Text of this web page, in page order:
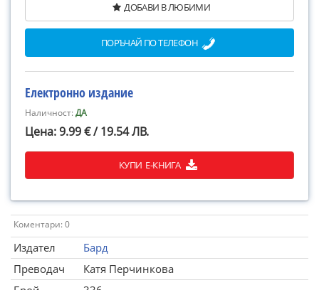
ДОБАВИ В ЛЮБИМИ
ПОРЪЧАЙ ПО ТЕЛЕФОН
Електронно издание
Наличност:ДА
Цена: 9.99 € / 19.54 ЛВ.
КУПИ Е-КНИГА
Коментари: 0
Издател
Бард
Преводач
Катя Перчинкова